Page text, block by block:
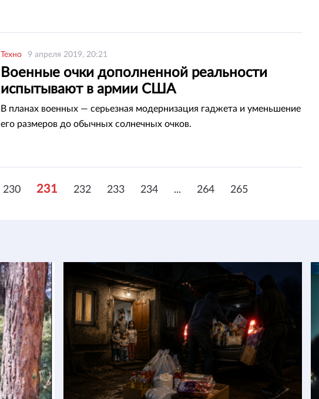
Техно 9 апреля 2019, 20:21
Военные очки дополненной реальности
испытывают в армии США
В планах военных — серьезная модернизация гаджета и уменьшение
его размеров до обычных солнечных очков.
230 231 232 233 234 ... 264 265